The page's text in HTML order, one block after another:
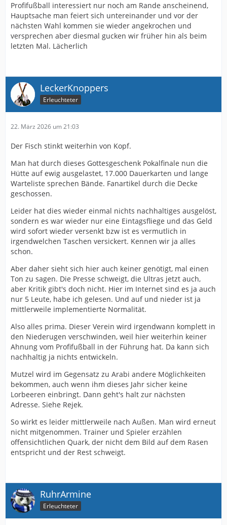
Profifußball interessiert nur noch am Rande anscheinend,
Hauptsache man feiert sich untereinander und vor der
nächsten Wahl kommen sie wieder angekrochen und
versprechen aber diesmal gucken wir früher hin als beim
letzten Mal. Lächerlich
LeckerKnoppers
Erleuchteter
22. März 2026 um 21:03
Der Fisch stinkt weiterhin von Kopf.
Man hat durch dieses Gottesgeschenk Pokalfinale nun die
Hütte auf ewig ausgelastet, 17.000 Dauerkarten und lange
Warteliste sprechen Bände. Fanartikel durch die Decke
geschossen.
Leider hat dies wieder einmal nichts nachhaltiges ausgelöst,
sondern es war wieder nur eine Eintagsfliege und das Geld
wird sofort wieder versenkt bzw ist es vermutlich in
irgendwelchen Taschen versickert. Kennen wir ja alles
schon.
Aber daher sieht sich hier auch keiner genötigt, mal einen
Ton zu sagen. Die Presse schweigt, die Ultras jetzt auch,
aber Kritik gibt's doch nicht. Hier im Internet sind es ja auch
nur 5 Leute, habe ich gelesen. Und auf und nieder ist ja
mittlerweile implementierte Normalität.
Also alles prima. Dieser Verein wird irgendwann komplett in
den Niederugen verschwinden, weil hier weiterhin keiner
Ahnung vom Profifußball in der Führung hat. Da kann sich
nachhaltig ja nichts entwickeln.
Mutzel wird im Gegensatz zu Arabi andere Möglichkeiten
bekommen, auch wenn ihm dieses Jahr sicher keine
Lorbeeren einbringt. Dann geht's halt zur nächsten
Adresse. Siehe Rejek.
So wirkt es leider mittlerweile nach Außen. Man wird erneut
nicht mitgenommen. Trainer und Spieler erzählen
offensichtlichen Quark, der nicht dem Bild auf dem Rasen
entspricht und der Rest schweigt.
RuhrArmine
Erleuchteter